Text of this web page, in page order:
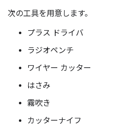
次の工具を用意します。
プラス ドライバ
ラジオペンチ
ワイヤー カッター
はさみ
霧吹き
カッターナイフ